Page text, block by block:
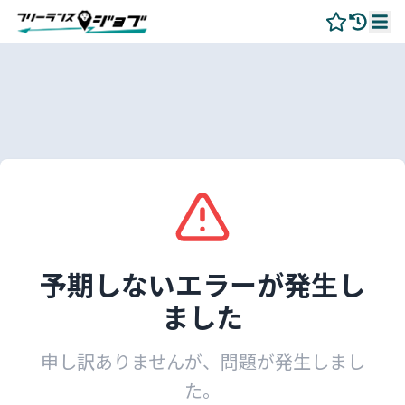
予期しないエラーが発生し
ました
申し訳ありませんが、問題が発生しまし
た。